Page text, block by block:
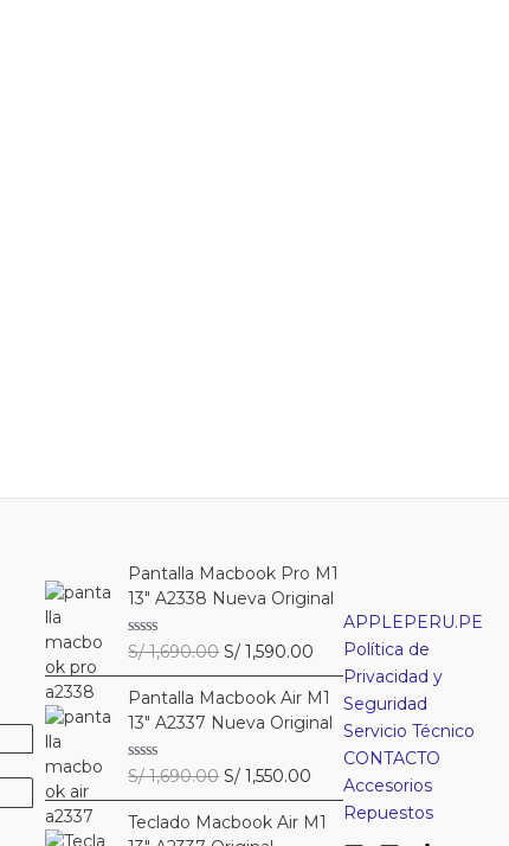
Pantalla Macbook Pro M1
13″ A2338 Nueva Original
V
o
r
a
d
o
c
o
n
0
S/1,690.00 El
precio
original
era:
S/ 1,590.00
precio
actual
es:
S/ 1,590.00.
Pantalla Macbook Air M1
13″ A2337 Nueva Original
V
o
r
S/1,690.00 El
precio
original
S/ 1,550.00
precio
actual
Teclado Macbook Air M1
APPLEPERU.PE
Política de
Privacidad y
Seguridad
Servicio Técnico
CONTACTO
Accesorios
Repuestos